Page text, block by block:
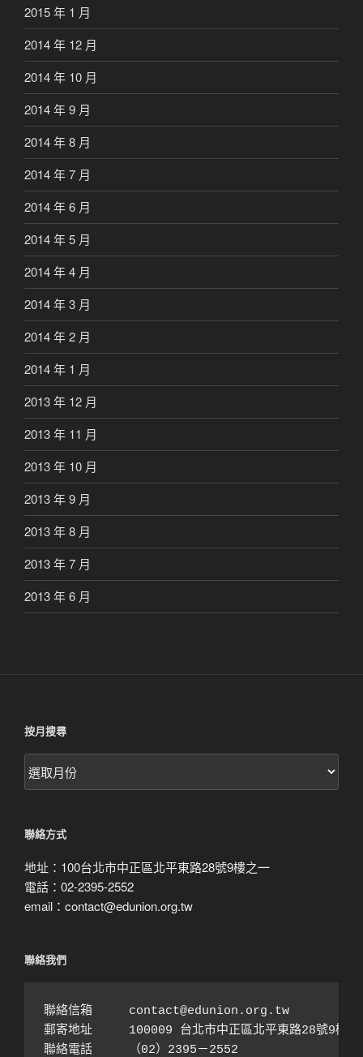
2015 年 1 月
2014 年 12 月
2014 年 10 月
2014 年 9 月
2014 年 8 月
2014 年 7 月
2014 年 6 月
2014 年 5 月
2014 年 4 月
2014 年 3 月
2014 年 2 月
2014 年 1 月
2013 年 12 月
2013 年 11 月
2013 年 10 月
2013 年 9 月
2013 年 8 月
2013 年 7 月
2013 年 6 月
按月搜尋
按
月
聯絡方式
地址：100台北市中正區北平東路28號9樓之一
電話：02-2395-2552
email：contact@edunion.org.tw
聯絡我們
聯絡信箱　　　contact@edunion.org.tw
郵寄地址　　　100009 台北市中正區北平東路28號9樓之
聯絡電話　　　（02）2395－2552